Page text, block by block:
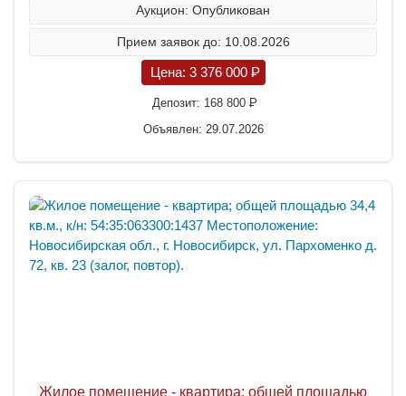
Аукцион: Опубликован
Прием заявок до: 10.08.2026
Цена: 3 376 000 P
Депозит: 168 800 P
Объявлен: 29.07.2026
Жилое помещение - квартира; общей площадью